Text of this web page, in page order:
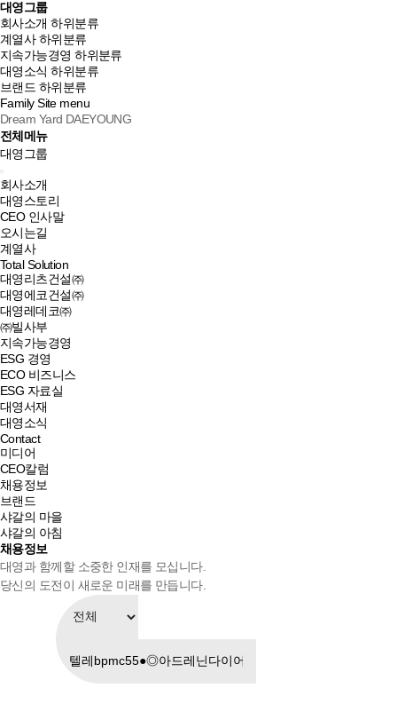
대영그룹
회사소개 하위분류
계열사 하위분류
지속가능경영 하위분류
대영소식 하위분류
브랜드 하위분류
Family Site menu
Dream Yard DAEYOUNG
전체메뉴
대영그룹
회사소개
대영스토리
CEO 인사말
오시는길
계열사
Total Solution
대영리츠건설㈜
대영에코건설㈜
대영레데코㈜
㈜빌사부
지속가능경영
ESG 경영
ECO 비즈니스
ESG 자료실
대영서재
대영소식
Contact
미디어
CEO칼럼
채용정보
브랜드
샤갈의 마을
샤갈의 아침
채용정보
대영과 함께할 소중한 인재를 모십니다.
당신의 도전이 새로운 미래를 만듭니다.